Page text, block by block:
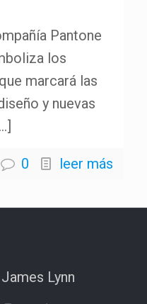
Pantone
los
marcará las
y nuevas
0 leer más
Lynn